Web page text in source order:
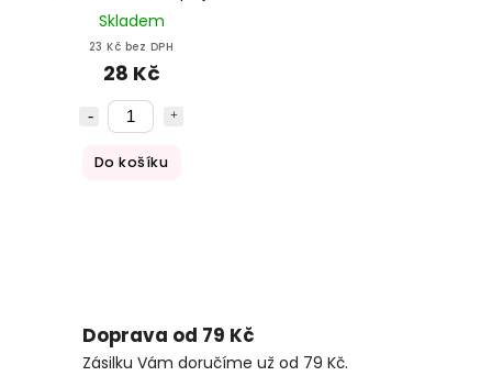
Skladem
23 Kč bez DPH
28 Kč
Do košíku
Doprava od 79 Kč
Zásilku Vám doručíme už od 79 Kč.